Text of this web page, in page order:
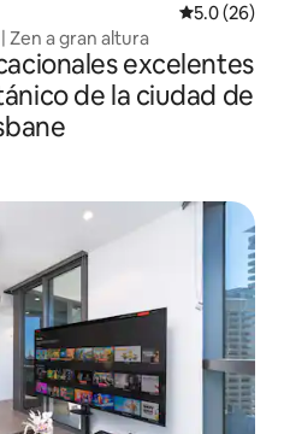
Calificación
5.0 (26)
Zen a gran altura
excelentes
de la ciudad de